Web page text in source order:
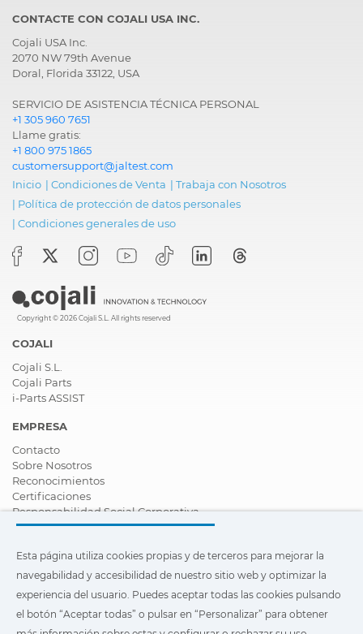
CONTACTE CON COJALI USA INC.
Cojali USA Inc.
2070 NW 79th Avenue
Doral, Florida 33122, USA
SERVICIO DE ASISTENCIA TÉCNICA PERSONAL
+1 305 960 7651
Llame gratis:
+1 800 975 1865
customersupport@jaltest.com
Inicio | Condiciones de Venta | Trabaja con Nosotros
| Política de protección de datos personales
| Condiciones generales de uso
Copyright © 2026 Cojali S.L. All rights reserved
COJALI
Cojali S.L.
Cojali Parts
i-Parts ASSIST
EMPRESA
Contacto
Sobre Nosotros
Reconocimientos
Certificaciones
Responsabilidad Social Corporativa
Ser distribuidor
Vídeos
FAQ - Preguntas Frecuentes
Esta página utiliza cookies propias y de terceros para mejorar la
navegabilidad y accesibilidad de nuestro sitio web y optimizar
Esta página utiliza cookies propias y de terceros para mejorar la
navegabilidad y accesibilidad de nuestro sitio web y optimizar la
experiencia del usuario. Puedes aceptar todas las cookies pulsando
el botón “Aceptar todas” o pulsar en “Personalizar” para obtener